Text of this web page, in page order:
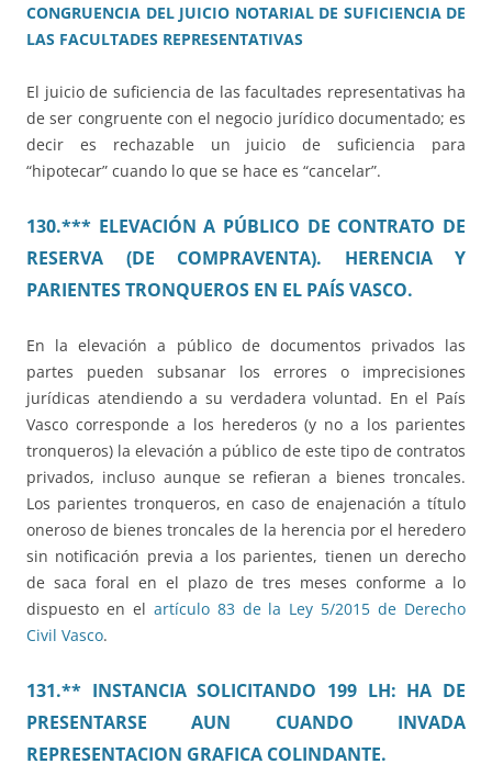
CONGRUENCIA DEL JUICIO NOTARIAL DE SUFICIENCIA DE
LAS FACULTADES REPRESENTATIVAS
El juicio de suficiencia de las facultades representativas ha
de ser congruente con el negocio jurídico documentado; es
decir es rechazable un juicio de suficiencia para
“hipotecar” cuando lo que se hace es “cancelar”.
130.*** ELEVACIÓN A PÚBLICO DE CONTRATO DE
RESERVA (DE COMPRAVENTA). HERENCIA Y
PARIENTES TRONQUEROS EN EL PAÍS VASCO.
En la elevación a público de documentos privados las
partes pueden subsanar los errores o imprecisiones
jurídicas atendiendo a su verdadera voluntad. En el País
Vasco corresponde a los herederos (y no a los parientes
tronqueros) la elevación a público de este tipo de contratos
privados, incluso aunque se refieran a bienes troncales.
Los parientes tronqueros, en caso de enajenación a título
oneroso de bienes troncales de la herencia por el heredero
sin notificación previa a los parientes, tienen un derecho
de saca foral en el plazo de tres meses conforme a lo
dispuesto en el artículo 83 de la Ley 5/2015 de Derecho
Civil Vasco.
131.** INSTANCIA SOLICITANDO 199 LH: HA DE
PRESENTARSE AUN CUANDO INVADA
REPRESENTACION GRAFICA COLINDANTE.